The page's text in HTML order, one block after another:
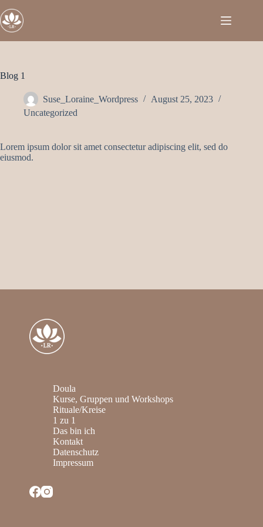
Inhalt
springen
Blog 1
Suse_Loraine_Wordpress
August 25, 2023
Uncategorized
Lorem ipsum dolor sit amet consectetur adipiscing elit, sed do
eiusmod.
Doula
Kurse, Gruppen und Workshops
Rituale/Kreise
1 zu 1
Das bin ich
Kontakt
Datenschutz
Impressum